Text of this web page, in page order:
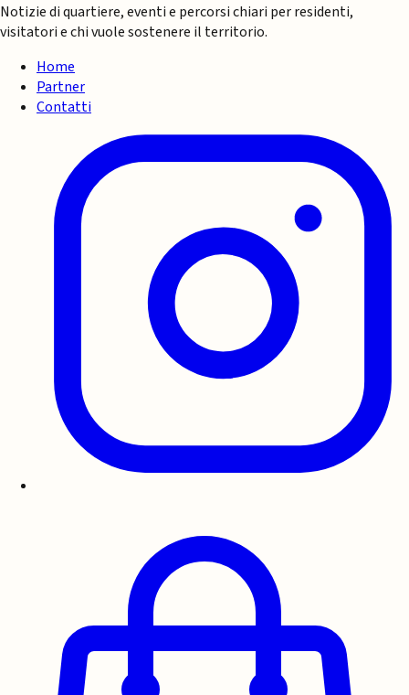
Notizie di quartiere, eventi e percorsi chiari per residenti,
visitatori e chi vuole sostenere il territorio.
Home
Partner
Contatti